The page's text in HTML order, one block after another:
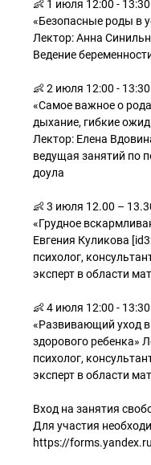
👶 1 июля 12:00 - 13:30
«Безопасные роды в
Лектор: Анна
Ведение
👶 2 июля 12:00 - 13:30
«Самое важное о
дыхание, гибкие
Лектор: Елена
ведущая занятий по
доула
👶 3 июля 12.00 –
«Грудное
Евгения Куликова
психолог,
эксперт в области
👶 4 июля 12:00 - 13:30
«Развивающий уход
здорового ребенка»
психолог,
эксперт в области
Вход на занятия
Для участия
https://